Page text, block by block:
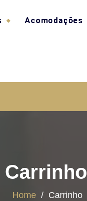
Acomodações
Carrinho
Home / Carrinho